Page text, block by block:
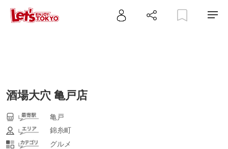
酒場大穴 亀戸店
亀戸
錦糸町
グルメ